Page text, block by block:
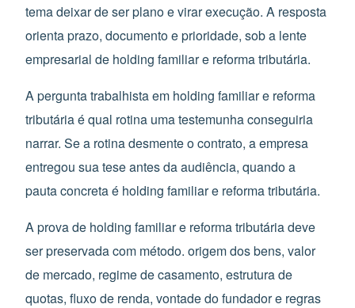
tema deixar de ser plano e virar execução. A resposta
orienta prazo, documento e prioridade, sob a lente
empresarial de holding familiar e reforma tributária.
A pergunta trabalhista em holding familiar e reforma
tributária é qual rotina uma testemunha conseguiria
narrar. Se a rotina desmente o contrato, a empresa
entregou sua tese antes da audiência, quando a
pauta concreta é holding familiar e reforma tributária.
A prova de holding familiar e reforma tributária deve
ser preservada com método. origem dos bens, valor
de mercado, regime de casamento, estrutura de
quotas, fluxo de renda, vontade do fundador e regras